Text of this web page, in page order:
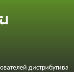
дистрибутива